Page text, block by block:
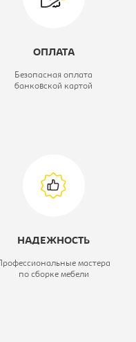
венге
ОПЛАТА
Безопасная оплата
банковской картой
НАДЕЖНОСТЬ
Профессиональные мастера
по сборке мебели